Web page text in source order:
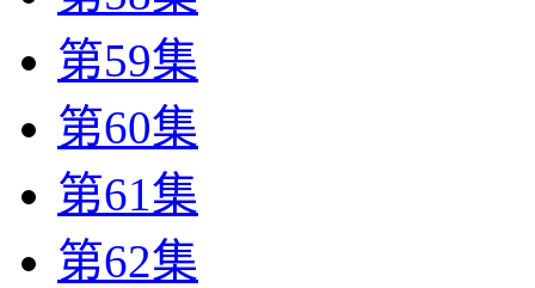
第59集
第60集
第61集
第62集